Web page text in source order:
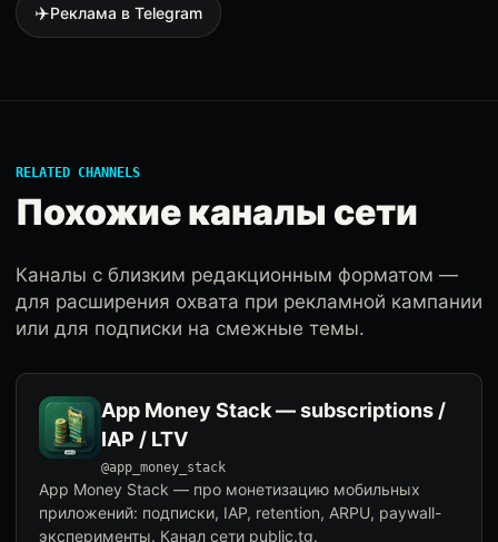
✈️Реклама в Telegram
RELATED CHANNELS
Похожие каналы сети
Каналы с близким редакционным форматом —
для расширения охвата при рекламной кампании
или для подписки на смежные темы.
App Money Stack — subscriptions /
IAP / LTV
@app_money_stack
App Money Stack — про монетизацию мобильных
приложений: подписки, IAP, retention, ARPU, paywall-
эксперименты. Канал сети public.tg.